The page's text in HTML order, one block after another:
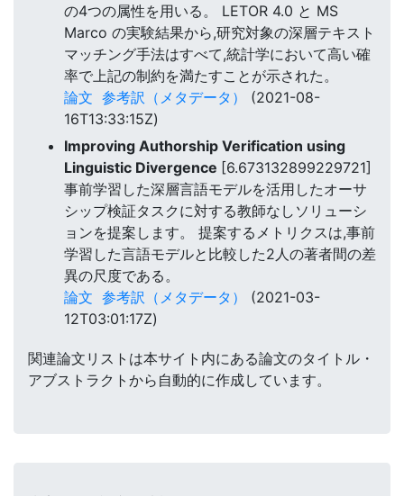
の4つの属性を用いる。 LETOR 4.0 と MS
Marco の実験結果から,研究対象の深層テキスト
マッチング手法はすべて,統計学において高い確
率で上記の制約を満たすことが示された。
論文 参考訳（メタデータ）
(2021-08-
16T13:33:15Z)
Improving Authorship Verification using
Linguistic Divergence [6.673132899229721]
事前学習した深層言語モデルを活用したオーサ
シップ検証タスクに対する教師なしソリューシ
ョンを提案します。 提案するメトリクスは,事前
学習した言語モデルと比較した2人の著者間の差
異の尺度である。
論文 参考訳（メタデータ）
(2021-03-
12T03:01:17Z)
関連論文リストは本サイト内にある論文のタイトル・
アブストラクトから自動的に作成しています。